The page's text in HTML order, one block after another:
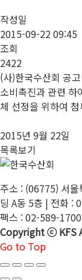
작성일
2015-09-22 09:45
조회
2422
(사)한국수산회 공
소비촉진과 관련
체 선정을 위하여
2015년 9월 22일
목록보기
주소 : (06775) 서
딩 A동 5층 | 전화 :
팩스 : 02-589-
Copyright ⓒ KFS
Go to Top